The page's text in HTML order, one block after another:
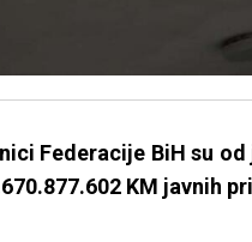
Federacije BiH su od
KM javnih